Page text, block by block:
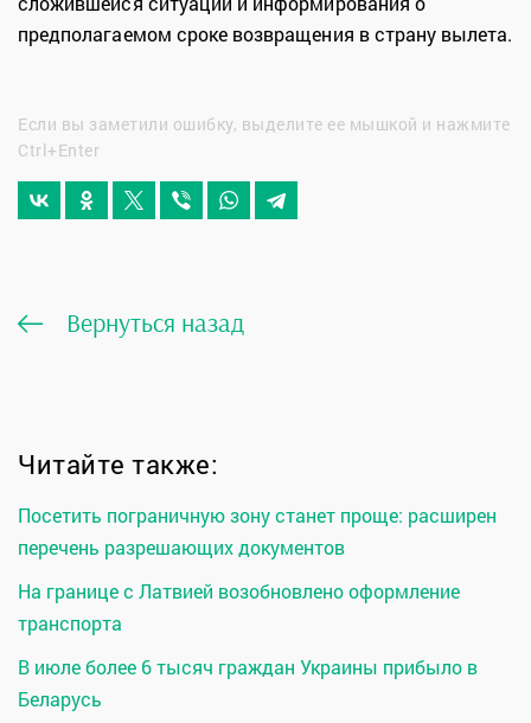
предполагаемом сроке возвращения в страну вылета.
Если вы заметили ошибку, выделите ее мышкой и нажмите
Ctrl+Enter
Вернуться назад
Читайте также:
Посетить пограничную зону станет проще: расширен
перечень разрешающих документов
На границе с Латвией возобновлено оформление
транспорта
В июле более 6 тысяч граждан Украины прибыло в
Беларусь